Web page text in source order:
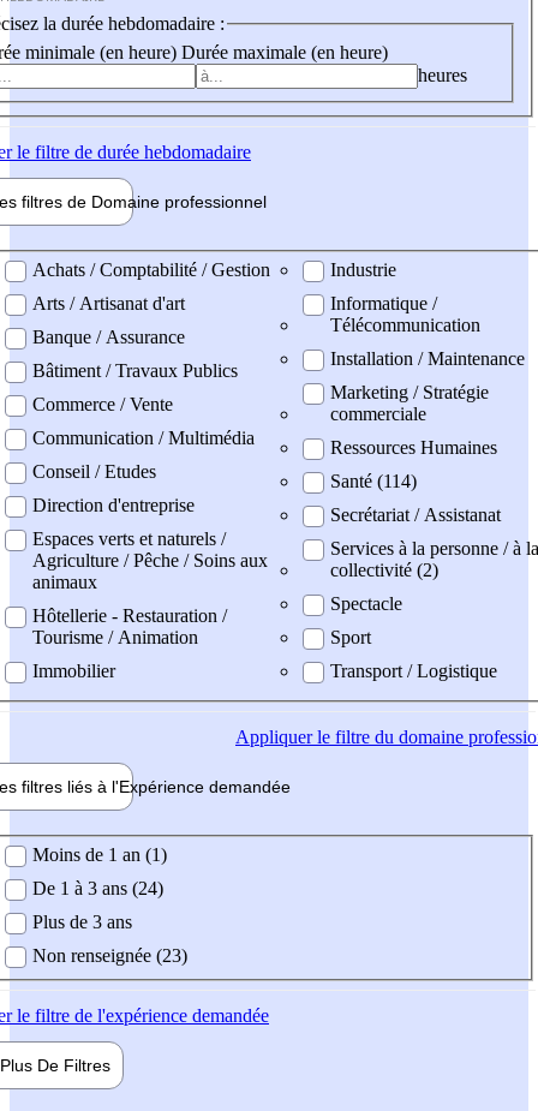
la durée hebdomadaire :
minimale (en heure) Durée maximale (en heure)
heures
le filtre de durée hebdomadaire
filtres de Domaine professionnel
professionel
Achats / Comptabilité / Gestion
Arts / Artisanat d'art
Banque / Assurance
Bâtiment / Travaux Publics
Commerce / Vente
Communication / Multimédia
Conseil / Etudes
Direction d'entreprise
Espaces verts et naturels /
Agriculture / Pêche / Soins aux
animaux
Hôtellerie - Restauration /
Tourisme / Animation
Immobilier
Industrie
Informatique /
Télécommunication
Installation / Maintenance
Marketing / Stratégie
commerciale
Ressources Humaines
Santé (114)
Secrétariat / Assistanat
Services à la personne / à la
collectivité (2)
Spectacle
Sport
Transport / Logistique
Appliquerle filtre du domaine
filtres liés à l'Expérience demandée
demandée
Moins de 1 an (1)
De 1 à 3 ans (24)
Plus de 3 ans
Non renseignée (23)
le filtre de l'expérience demandée
Plus De Filtres